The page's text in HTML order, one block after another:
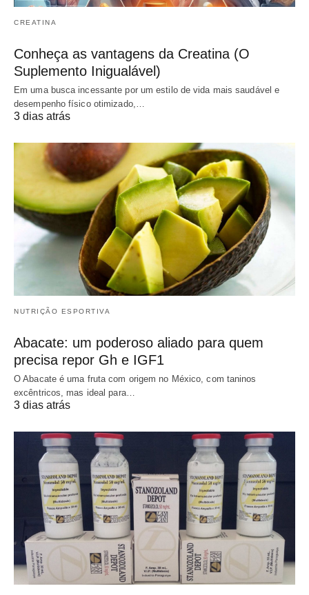
CREATINA
Conheça as vantagens da Creatina (O
Suplemento Inigualável)
Em uma busca incessante por um estilo de vida mais saudável e
desempenho físico otimizado,…
3 dias atrás
NUTRIÇÃO ESPORTIVA
Abacate: um poderoso aliado para quem
precisa repor Gh e IGF1
O Abacate é uma fruta com origem no México, com taninos
excêntricos, mas ideal para…
3 dias atrás